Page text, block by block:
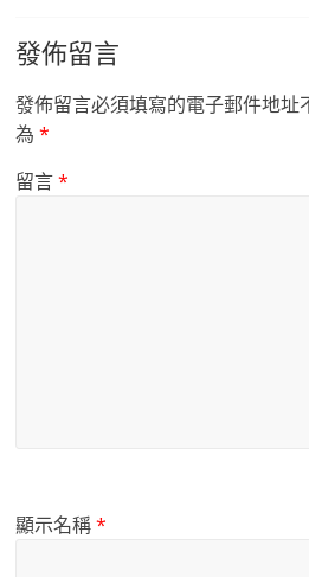
發佈留言
發佈留言必須填寫的電子郵件地址
為*
留言*
顯示名稱*